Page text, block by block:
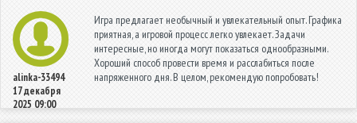
alinka-33494
17 декабря
2025 09:00
Игра предлагает необычный и увлекательный опыт. Графика
приятная, а игровой процесс легко увлекает. Задачи
интересные, но иногда могут показаться однообразными.
Хороший способ провести время и расслабиться после
напряженного дня. В целом, рекомендую попробовать!